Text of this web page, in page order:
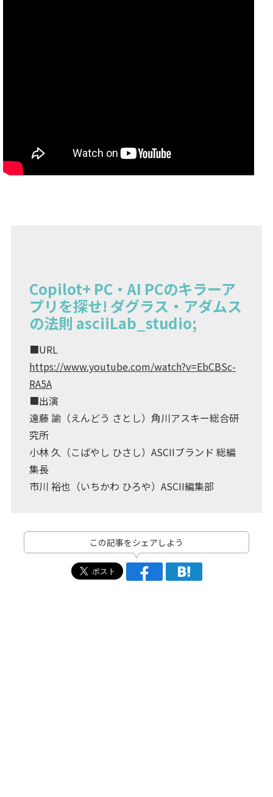
Copilot+ PC・AI PCのキラーア
プリを探せ! ダグラス・アダムス
の法則 asciiLab_studio;
■URL
https://www.youtube.com/watch?v=EbCBSc-
RA5A
■出演
遠藤 諭（えんどう さとし）角川アスキー総合研
究所
小林 久（こばやし ひさし）ASCIIブランド 総編
集長
市川 裕也（いちかわ ひろや）ASCII編集部
この記事をシェアしよう